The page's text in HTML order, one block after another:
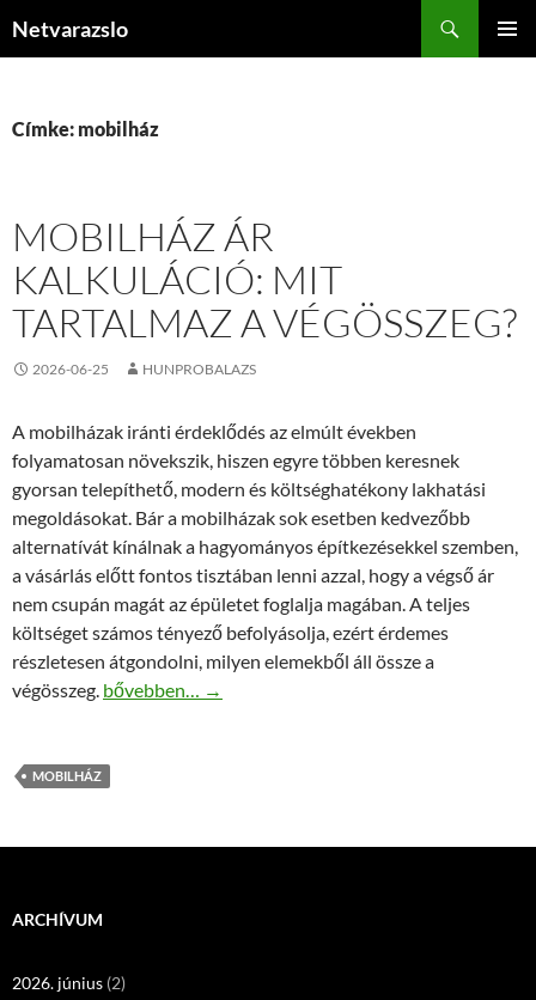
Netvarazslo
Címke: mobilház
MOBILHÁZ ÁR
KALKULÁCIÓ: MIT
TARTALMAZ A VÉGÖSSZEG?
2026-06-25 HUNPROBALAZS
A mobilházak iránti érdeklődés az elmúlt években
folyamatosan növekszik, hiszen egyre többen keresnek
gyorsan telepíthető, modern és költséghatékony lakhatási
megoldásokat. Bár a mobilházak sok esetben kedvezőbb
alternatívát kínálnak a hagyományos építkezésekkel szemben,
a vásárlás előtt fontos tisztában lenni azzal, hogy a végső ár
nem csupán magát az épületet foglalja magában. A teljes
költséget számos tényező befolyásolja, ezért érdemes
részletesen átgondolni, milyen elemekből áll össze a
végösszeg. Mobilház ár kalkuláció: mit tartalmaz a végösszeg?
bővebben… →
MOBILHÁZ
ARCHÍVUM
2026. június (2)